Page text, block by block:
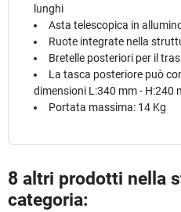
lunghi
Asta telescopica in
Ruote integrate nella
Bretelle posteriori per il
La tasca posteriore può
dimensioni L:340 mm - H:240
Portata massima: 14 Kg
8 altri prodotti nella
categoria: